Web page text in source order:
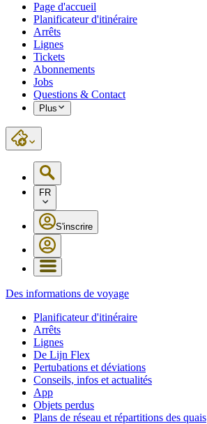
Page d'accueil
Planificateur d'itinéraire
Arrêts
Lignes
Tickets
Abonnements
Jobs
Questions & Contact
Plus
FR
S'inscrire
Des informations de voyage
Planificateur d'itinéraire
Arrêts
Lignes
De Lijn Flex
Pertubations et déviations
Conseils, infos et actualités
App
Objets perdus
Plans de réseau et répartitions des quais